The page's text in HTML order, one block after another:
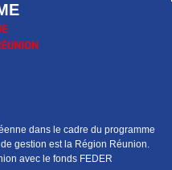
dans le cadre du programme
gestion est la Région Réunion.
avec le fonds FEDER